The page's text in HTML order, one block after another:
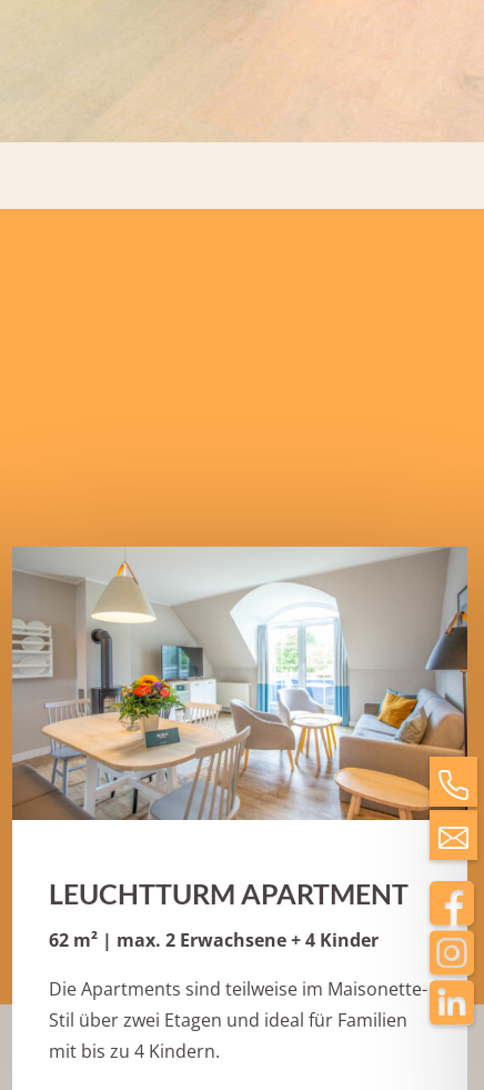
LEUCHTTURM APARTMENT
62 m² | max. 2 Erwachsene + 4 Kinder
Die Apartments sind teilweise im Maisonette-
Stil über zwei Etagen und ideal für Familien
mit bis zu 4 Kindern.